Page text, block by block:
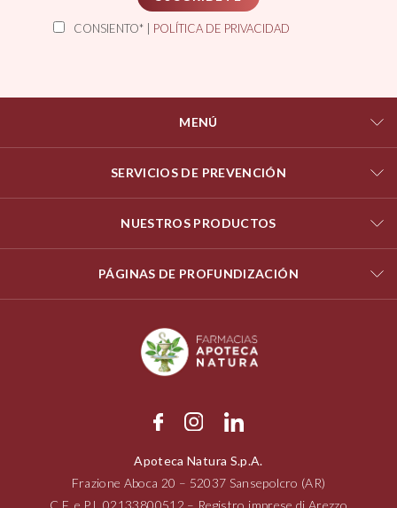
CONSIENTO* | POLÍTICA DE PRIVACIDAD
MENÚ
SERVICIOS DE PREVENCIÓN
NUESTROS PRODUCTOS
PÁGINAS DE PROFUNDIZACIÓN
Apoteca Natura S.p.A.
Frazione Aboca 20 – 52037 Sansepolcro (AR)
C.F. e P.I.02133800512 – Registro imprese di Arezzo